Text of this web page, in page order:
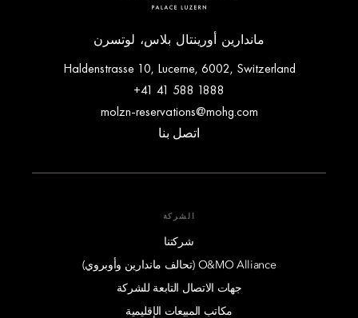
ماندارين أورينتال بلاس، لوتسرن
Haldenstrasse 10, Lucerne, 6002, Switzerland
+41 41 588 1888
molzn-reservations@mohg.com
اتصل بنا
الشركة
شركتنا
O&MO Alliance (تحالف ماندارين وأوبروي)
جهات الاتصال التابعة للشركة
مكاتب المبيعات الإقليمية